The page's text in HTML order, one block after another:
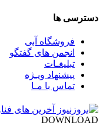
دسترسی ها
فروشگاه آبی
انجمن های گفتگو
تبلیغـات
پیشنهاد ویـژه
تماس با مـا
DOWNLOAD